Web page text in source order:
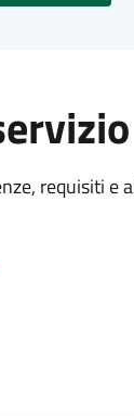
requisiti